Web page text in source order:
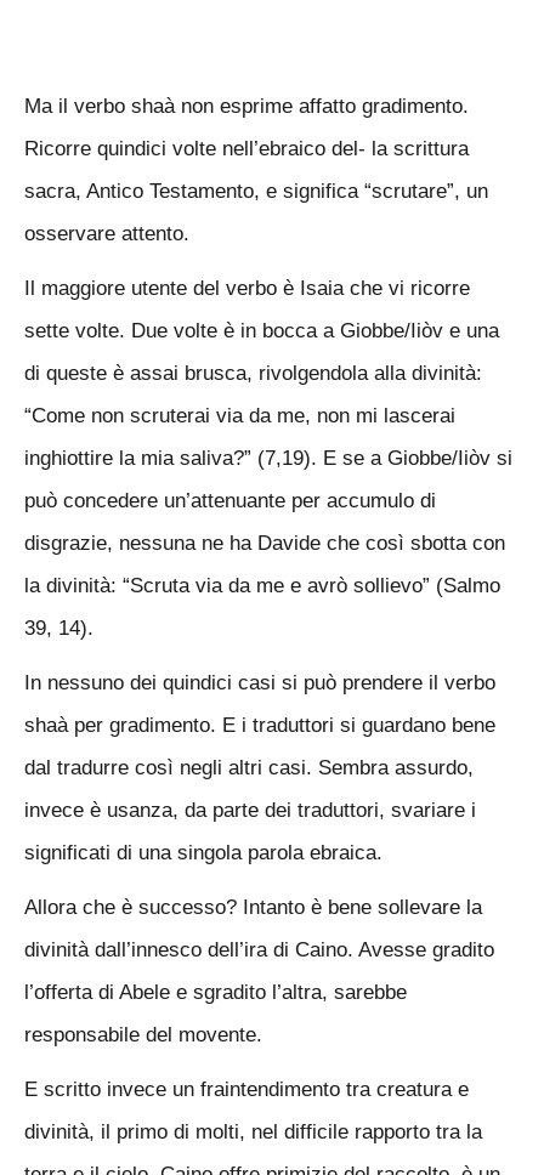
Ma il verbo shaà non esprime affatto gradimento.
Ricorre quindici volte nell’ebraico del- la scrittura
sacra, Antico Testamento, e significa “scrutare”, un
osservare attento.
Il maggiore utente del verbo è Isaia che vi ricorre
sette volte. Due volte è in bocca a Giobbe/Iiòv e una
di queste è assai brusca, rivolgendola alla divinità:
“Come non scruterai via da me, non mi lascerai
inghiottire la mia saliva?” (7,19). E se a Giobbe/Iiòv si
può concedere un’attenuante per accumulo di
disgrazie, nessuna ne ha Davide che così sbotta con
la divinità: “Scruta via da me e avrò sollievo” (Salmo
39, 14).
In nessuno dei quindici casi si può prendere il verbo
shaà per gradimento. E i traduttori si guardano bene
dal tradurre così negli altri casi. Sembra assurdo,
invece è usanza, da parte dei traduttori, svariare i
significati di una singola parola ebraica.
Allora che è successo? Intanto è bene sollevare la
divinità dall’innesco dell’ira di Caino. Avesse gradito
l’offerta di Abele e sgradito l’altra, sarebbe
responsabile del movente.
E scritto invece un fraintendimento tra creatura e
divinità, il primo di molti, nel difficile rapporto tra la